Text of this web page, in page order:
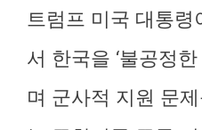
트럼프 미국 대통
서 한국을 ‘불공정
며 군사적 지원 문